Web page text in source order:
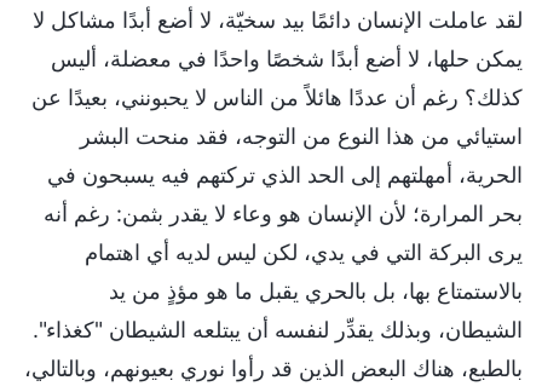
لقد عاملت الإنسان دائمًا بيد سخيّة، لا أضع أبدًا مشاكل لا
يمكن حلها، لا أضع أبدًا شخصًا واحدًا في معضلة، أليس
كذلك؟ رغم أن عددًا هائلاً من الناس لا يحبونني، بعيدًا عن
استيائي من هذا النوع من التوجه، فقد منحت البشر
الحرية، أمهلتهم إلى الحد الذي تركتهم فيه يسبحون في
بحر المرارة؛ لأن الإنسان هو وعاء لا يقدر بثمن: رغم أنه
يرى البركة التي في يدي، لكن ليس لديه أي اهتمام
بالاستمتاع بها، بل بالحري يقبل ما هو مؤذٍ من يد
الشيطان، وبذلك يقدِّر لنفسه أن يبتلعه الشيطان "كغذاء".
بالطبع، هناك البعض الذين قد رأوا نوري بعيونهم، وبالتالي،